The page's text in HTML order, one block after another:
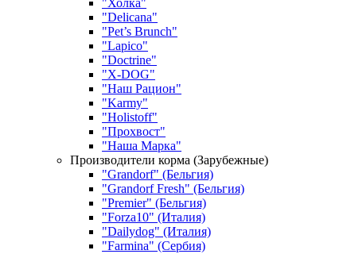
"Холка"
"Delicana"
"Pet’s Brunch"
"Lapico"
"Doctrine"
"X-DOG"
"Наш Рацион"
"Karmy"
"Holistoff"
"Прохвост"
"Наша Марка"
Производители корма (Зарубежные)
"Grandorf" (Бельгия)
"Grandorf Fresh" (Бельгия)
"Premier" (Бельгия)
"Forza10" (Италия)
"Dailydog" (Италия)
"Farmina" (Сербия)